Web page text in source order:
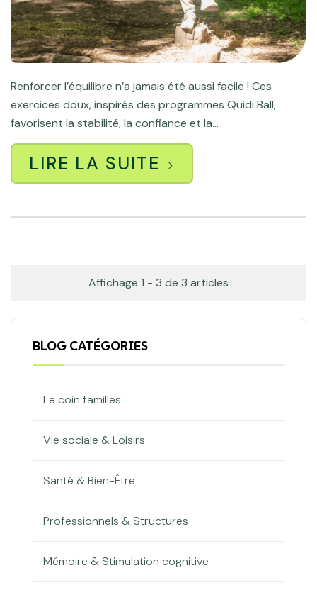
Renforcer l’équilibre n’a jamais été aussi facile ! Ces
exercices doux, inspirés des programmes Quidi Ball,
favorisent la stabilité, la confiance et la...
LIRE LA SUITE
Affichage 1 - 3 de 3 articles
BLOG CATÉGORIES
Le coin familles
Vie sociale & Loisirs
Santé & Bien-Être
Professionnels & Structures
Mémoire & Stimulation cognitive